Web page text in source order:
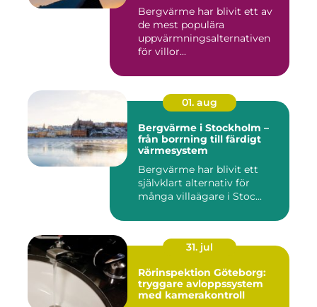
Bergvärme har blivit ett av
de mest populära
uppvärmningsalternativen
för villor...
01. aug
Bergvärme i Stockholm –
från borrning till färdigt
värmesystem
Bergvärme har blivit ett
självklart alternativ för
många villaägare i Stoc...
31. jul
Rörinspektion Göteborg:
tryggare avloppssystem
med kamerakontroll